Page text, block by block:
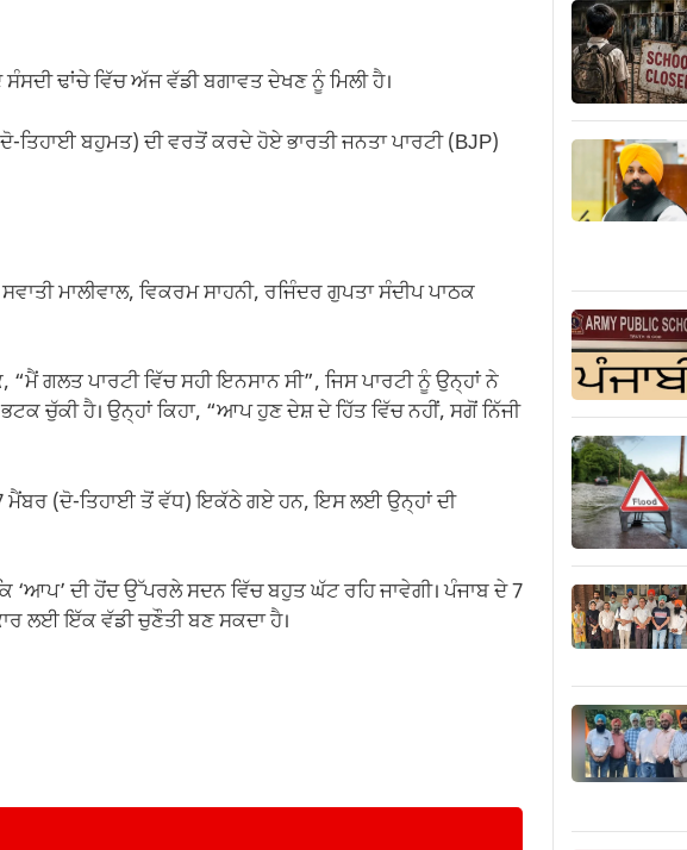
ਢਾਂਚੇ ਵਿੱਚ ਅੱਜ ਵੱਡੀ ਬਗਾਵਤ ਦੇਖਣ ਨੂੰ ਮਿਲੀ ਹੈ।
ਤਿਹਾਈ ਬਹੁਮਤ) ਦੀ ਵਰਤੋਂ ਕਰਦੇ ਹੋਏ ਭਾਰਤੀ ਜਨਤਾ ਪਾਰਟੀ (BJP)
ਮਾਲੀਵਾਲ, ਵਿਕਰਮ ਸਾਹਨੀ, ਰਜਿੰਦਰ ਗੁਪਤਾ ਸੰਦੀਪ ਪਾਠਕ
ਗਲਤ ਪਾਰਟੀ ਵਿੱਚ ਸਹੀ ਇਨਸਾਨ ਸੀ”, ਜਿਸ ਪਾਰਟੀ ਨੂੰ ਉਨ੍ਹਾਂ ਨੇ
ਚੁੱਕੀ ਹੈ। ਉਨ੍ਹਾਂ ਕਿਹਾ, “ਆਪ ਹੁਣ ਦੇਸ਼ ਦੇ ਹਿੱਤ ਵਿੱਚ ਨਹੀਂ, ਸਗੋਂ ਨਿੱਜੀ
ਮੈਂਬਰ (ਦੋ-ਤਿਹਾਈ ਤੋਂ ਵੱਧ) ਇਕੱਠੇ ਗਏ ਹਨ, ਇਸ ਲਈ ਉਨ੍ਹਾਂ ਦੀ
‘ਆਪ’ ਦੀ ਹੋਂਦ ਉੱਪਰਲੇ ਸਦਨ ਵਿੱਚ ਬਹੁਤ ਘੱਟ ਰਹਿ ਜਾਵੇਗੀ। ਪੰਜਾਬ ਦੇ 7
ਲਈ ਇੱਕ ਵੱਡੀ ਚੁਣੌਤੀ ਬਣ ਸਕਦਾ ਹੈ।